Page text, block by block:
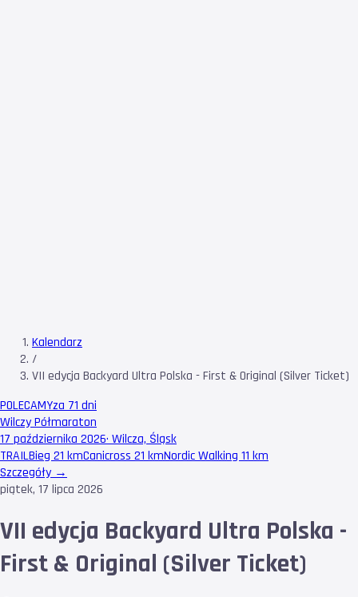
Kalendarz
/
VII edycja Backyard Ultra Polska - First & Original (Silver Ticket)
POLECAMYza 71 dni
Wilczy Półmaraton
17 października 2026· Wilcza, Śląsk
TRAILBieg 21 kmCanicross 21 kmNordic Walking 11 km
Szczegóły →
piątek, 17 lipca 2026
VII edycja Backyard Ultra Polska -
First & Original (Silver Ticket)